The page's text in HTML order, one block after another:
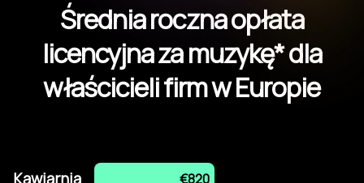
Średnia roczna opłata
licencyjna za muzykę* dla
właścicieli firm w Europie
Kawiarnia €820